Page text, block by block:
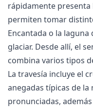
rápidamente
permiten tomar
Encantada o la laguna
glaciar. Desde allí, el
combina varios tipos
La travesía incluye el
anegadas típicas de
pronunciadas,